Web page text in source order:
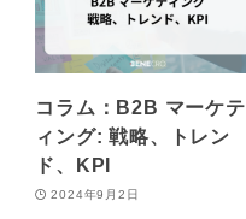
コラム：B2B マーケテ
ィング: 戦略、トレン
ド、KPI
2024年9月2日